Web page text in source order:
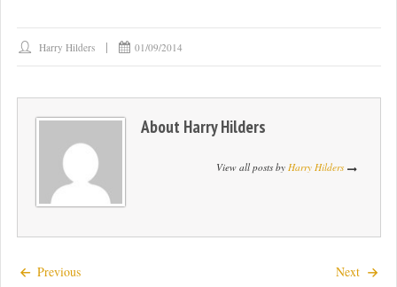
Harry Hilders 01/09/2014
About Harry Hilders
View all posts by Harry Hilders
Previous Next